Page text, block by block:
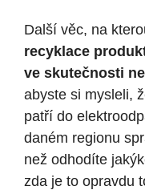
Další věc, na
recyklace
ve skutečnosti
abyste si mysleli,
patří do
daném regionu
než odhodíte
zda je to opravdu